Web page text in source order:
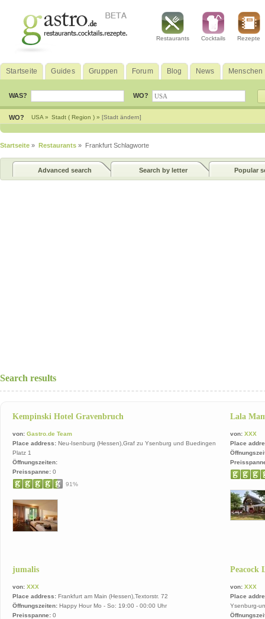
Restaurants Cocktails Rezepte
Startseite Guides Gruppen Forum Blog News Menschen
WAS? WO?
WO? USA » Stadt ( Region ) » [Stadt ändern]
Startseite » Restaurants » Frankfurt Schlagworte
Advanced search Search by letter Popular
Search results
Kempinski Hotel Gravenbruch
von: Gastro.de Team
Place address: Neu-Isenburg (Hessen),Graf zu Ysenburg und Buedingen
Platz 1
Öffnungszeiten:
Preisspanne: 0
91%
Lala
von: XXX
Place
jumalis
von: XXX
Place address: Frankfurt am Main (Hessen),Textorstr. 72
Öffnungszeiten: Happy Hour Mo - So: 19:00 - 00:00 Uhr
Preisspanne: 0
Peacock
von: XXX
Place
Ysenburg-